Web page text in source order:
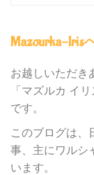
の
テ
ゴ
ー
別
検
索
Mazourka-Iris
お越しいただき
「マズルカ イ
です。
このブログは、
事、主にワルシ
います。